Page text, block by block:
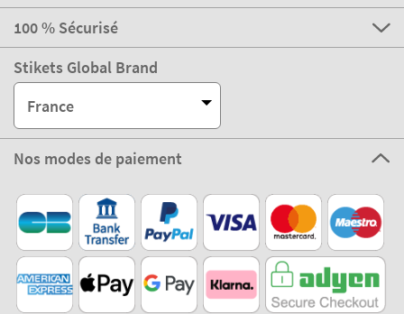
100 % Sécurisé
Stikets Global Brand
France
Nos modes de paiement